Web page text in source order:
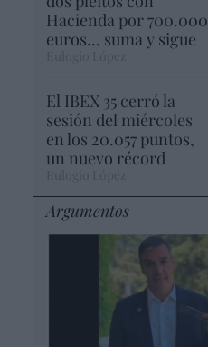
Hacienda por 700.000
euros... suma y sigue
El IBEX 35 cerró la
sesión del miércoles
en los 20.057 puntos,
un nuevo récord
Argumentos